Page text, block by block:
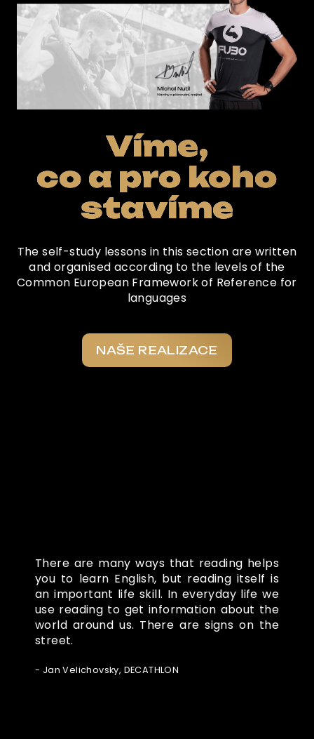
Víme,
co a pro koho
stavíme
The self-study lessons in this section are written
and organised according to the levels of the
Common European Framework of Reference for
languages
NAŠE REALIZACE
There are many ways that reading helps
you to learn English, but reading itself is
an important life skill. In everyday life we
use reading to get information about the
world around us. There are signs on the
street.
- Jan Velichovsky, DECATHLON